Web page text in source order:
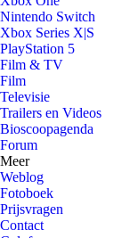
Nintendo Switch
Xbox Series X|S
PlayStation 5
Film & TV
Film
Televisie
Trailers en Videos
Bioscoopagenda
Forum
Meer
Weblog
Fotoboek
Prijsvragen
Contact